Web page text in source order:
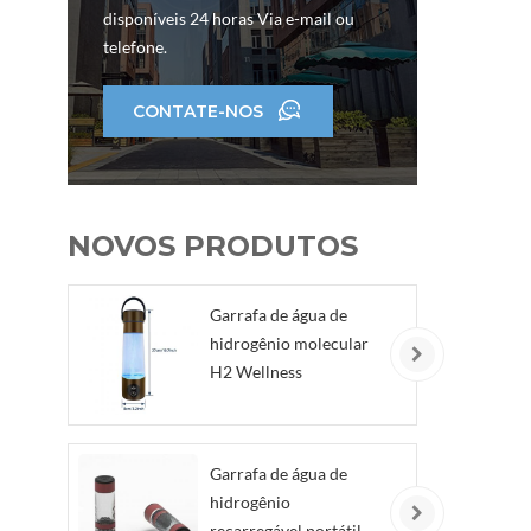
disponíveis 24 horas Via e-mail ou
telefone.
CONTATE-NOS
NOVOS PRODUTOS
Garrafa de água de
hidrogênio molecular
H2 Wellness
Garrafa de água de
hidrogênio